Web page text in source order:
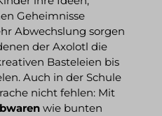
Geheimnisse
Abwechslung sorgen
der Axolotl die
Basteleien bis
Auch in der Schule
nicht fehlen: Mit
wie bunten